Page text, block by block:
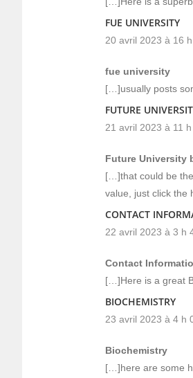
FUE UNIVERSITY
20 avril 2023 à 16
fue university
[…]usually posts
FUTURE
21 avril 2023 à 11
Future University
[…]that could be the
value, just click
CONTACT
22 avril 2023 à 3 h
Contact
[…]Here is a great
BIOCHEMISTRY
23 avril 2023 à 4 h
Biochemistry
[…]here are some